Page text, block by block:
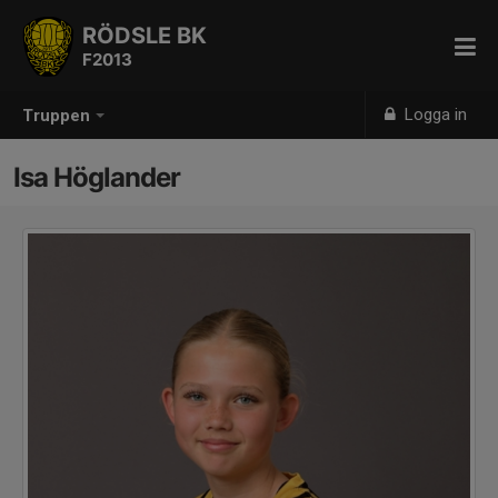
Truppen Logga in
RÖDSLE BK
F2013
Isa Höglander